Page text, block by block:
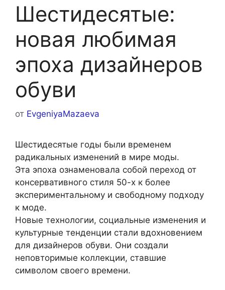
Шестидесятые:
новая любимая
эпоха дизайнеров
обуви
от EvgeniyaMazaeva
Шестидесятые годы были временем
радикальных изменений в мире моды.
Эта эпоха ознаменовала собой переход от
консервативного стиля 50-х к более
экспериментальному и свободному подходу
к моде.
Новые технологии, социальные изменения и
культурные тенденции стали вдохновением
для дизайнеров обуви. Они создали
неповторимые коллекции, ставшие
символом своего времени.